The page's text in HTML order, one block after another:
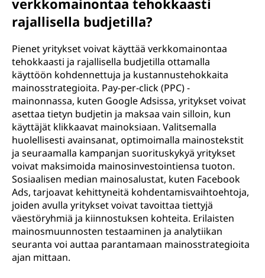
verkkomainontaa tehokkaasti
rajallisella budjetilla?
Pienet yritykset voivat käyttää verkkomainontaa
tehokkaasti ja rajallisella budjetilla ottamalla
käyttöön kohdennettuja ja kustannustehokkaita
mainosstrategioita. Pay-per-click (PPC) -
mainonnassa, kuten Google Adsissa, yritykset voivat
asettaa tietyn budjetin ja maksaa vain silloin, kun
käyttäjät klikkaavat mainoksiaan. Valitsemalla
huolellisesti avainsanat, optimoimalla mainostekstit
ja seuraamalla kampanjan suorituskykyä yritykset
voivat maksimoida mainosinvestointiensa tuoton.
Sosiaalisen median mainosalustat, kuten Facebook
Ads, tarjoavat kehittyneitä kohdentamisvaihtoehtoja,
joiden avulla yritykset voivat tavoittaa tiettyjä
väestöryhmiä ja kiinnostuksen kohteita. Erilaisten
mainosmuunnosten testaaminen ja analytiikan
seuranta voi auttaa parantamaan mainosstrategioita
ajan mittaan.